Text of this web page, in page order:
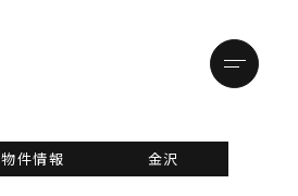
メニュ
物件情報 金沢